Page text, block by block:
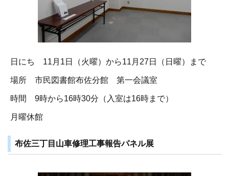
日にち 11月1日（火曜）から11月27日（日曜）まで
場所 市民図書館布佐分館 第一会議室
時間 9時から16時30分（入室は16時まで）
月曜休館
布佐三丁目山車修理工事報告パネル展